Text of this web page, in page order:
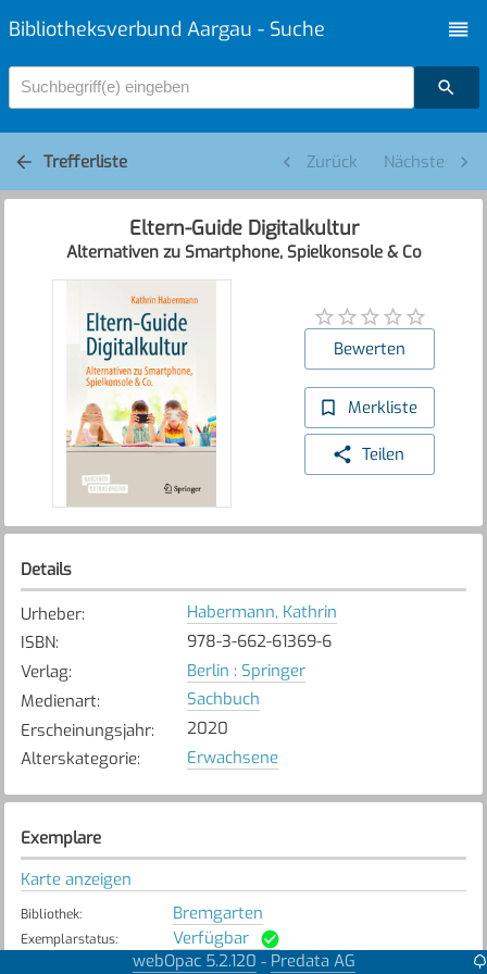
Bibliotheksverbund Aargau - Suche
Suchbegriff(e) eingeben
Trefferliste Zurück Nächste
Eltern-Guide Digitalkultur
Alternativen zu Smartphone, Spielkonsole & Co
Bewerten
Merkliste
Teilen
Details
Urheber:
Habermann, Kathrin
ISBN:
978-3-662-61369-6
Verlag:
Berlin : Springer
Medienart:
Sachbuch
Erscheinungsjahr:
2020
Alterskategorie: Erwachsene
Exemplare
Karte anzeigen
Bibliothek: Bremgarten
Exemplarstatus: Verfügbar
webOpac 5.2.120 - Predata AG